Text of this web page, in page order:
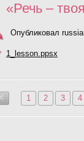
«Речь –
Опубликовал
1_lesson.ppsx
1 2 3 4